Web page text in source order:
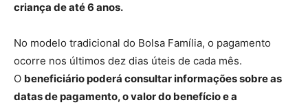
criança de até 6 anos.
No modelo tradicional do Bolsa Família, o pagamento
ocorre nos últimos dez dias úteis de cada mês.
O beneficiário poderá consultar informações sobre as
datas de pagamento, o valor do benefício e a